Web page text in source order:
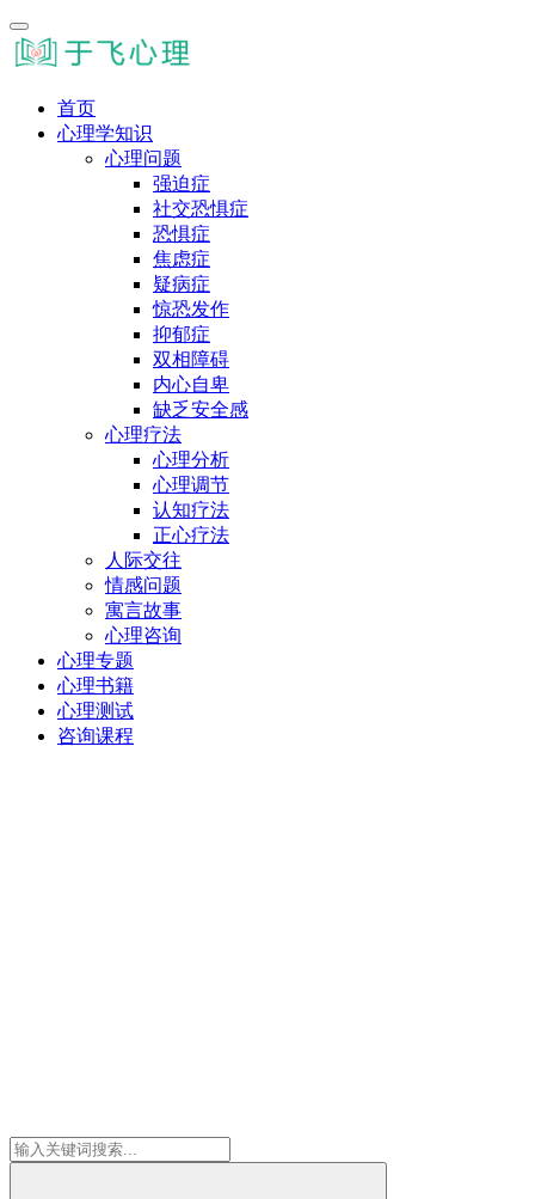
首页
心理学知识
心理问题
强迫症
社交恐惧症
恐惧症
焦虑症
疑病症
惊恐发作
抑郁症
双相障碍
内心自卑
缺乏安全感
心理疗法
心理分析
心理调节
认知疗法
正心疗法
人际交往
情感问题
寓言故事
心理咨询
心理专题
心理书籍
心理测试
咨询课程